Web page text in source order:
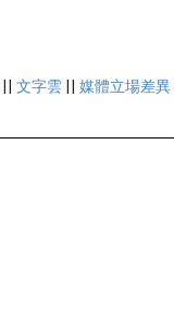
|| 文字雲 || 媒體立場差異